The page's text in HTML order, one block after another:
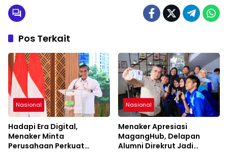
Pos Terkait
Nasional
Hadapi Era Digital,
Menaker Minta
Perusahaan Perkuat
Nasional
Menaker Apresiasi
MagangHub, Delapan
Alumni Direkrut Jadi